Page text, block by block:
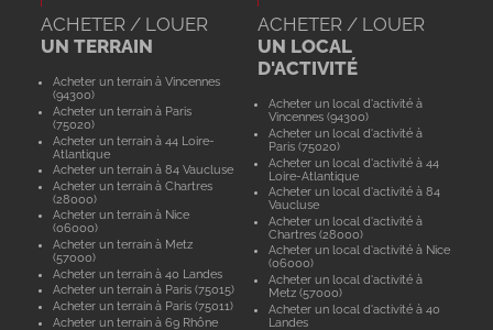
ACHETER / LOUER
UN TERRAIN
Acheter un terrain à Vincennes
(94300)
Acheter un terrain à Paris
(75020)
Acheter un terrain à 44 Loire-
Atlantique
Acheter un terrain à 84 Vaucluse
Acheter un terrain à Chartres
(28000)
Acheter un terrain à Nice
(06000)
Acheter un terrain à Metz
(57000)
Acheter un terrain à 40 Landes
Acheter un terrain à Paris (75015)
Acheter un terrain à Paris (75011)
Acheter un terrain à 69 Rhône
ACHETER / LOUER
UN LOCAL
D'ACTIVITÉ
Acheter un local d'activité à
Vincennes (94300)
Acheter un local d'activité à
Paris (75020)
Acheter un local d'activité à 44
Loire-Atlantique
Acheter un local d'activité à 84
Vaucluse
Acheter un local d'activité à
Chartres (28000)
Acheter un local d'activité à Nice
(06000)
Acheter un local d'activité à
Metz (57000)
Acheter un local d'activité à 40
Landes